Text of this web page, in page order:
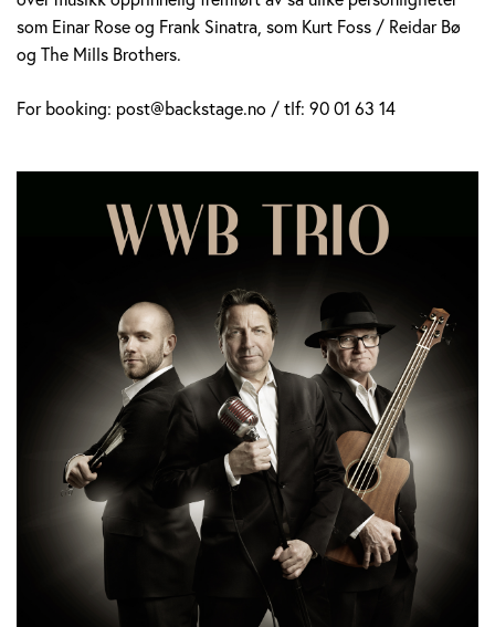
som Einar Rose og Frank Sinatra, som Kurt Foss / Reidar Bø
og The Mills Brothers.
For booking: post@backstage.no / tlf: 90 01 63 14